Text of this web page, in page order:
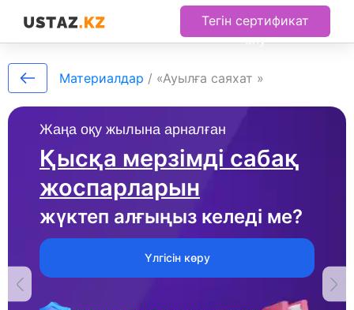
Тегін сертификат
алу
Жаңа оқу жылына арналған
Қысқа мерзімді сабақ
жоспарларын
жүктеп алғыңыз келеді ме?
Үлгісін көру
Материалдар / «Ауылға саяхат »